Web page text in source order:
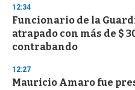
s
e
c
o
n
12:34
Funcionario de la
atrapado con más de $
contrabando
12:27
Mauricio Amaro fue